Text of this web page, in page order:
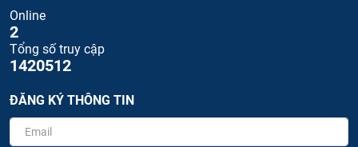
Online
2
Tổng số truy cập
1420512
ĐĂNG KÝ THÔNG TIN